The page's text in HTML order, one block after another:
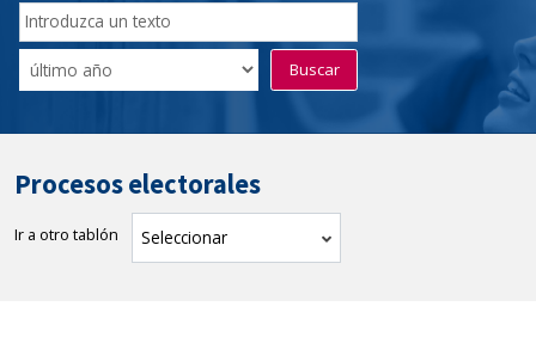
Buscador
del
Tablón
Filtro
de
Buscar
Procesos electorales
Ir a otro tablón Seleccionar tablón